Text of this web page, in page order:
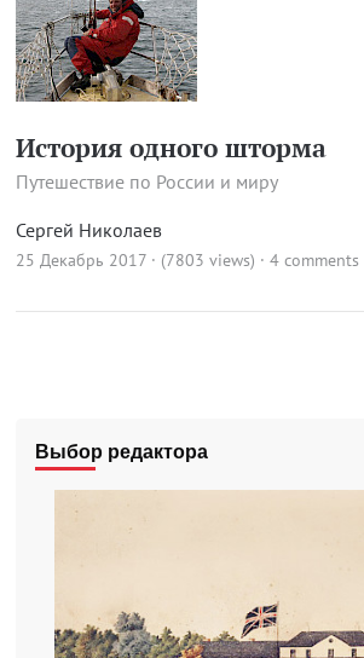
История одного шторма
Путешествие по России и миру
Сергей Николаев
25 Декабрь 2017 · (7803 views) · 4 comments
Выбор редактора